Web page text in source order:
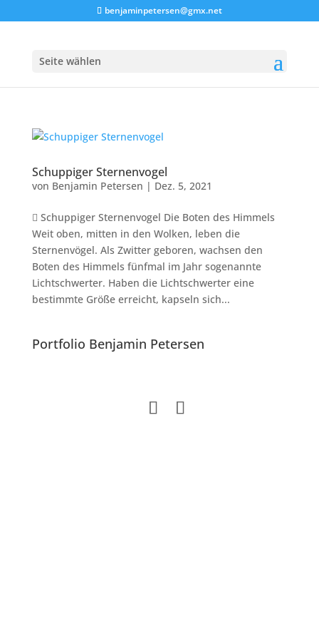
benjaminpetersen@gmx.net
Seite wählen
Schuppiger Sternenvogel
von Benjamin Petersen | Dez. 5, 2021
 Schuppiger Sternenvogel Die Boten des Himmels
Weit oben, mitten in den Wolken, leben die
Sternenvögel. Als Zwitter geboren, wachsen den
Boten des Himmels fünfmal im Jahr sogenannte
Lichtschwerter. Haben die Lichtschwerter eine
bestimmte Größe erreicht, kapseln sich...
Portfolio Benjamin Petersen